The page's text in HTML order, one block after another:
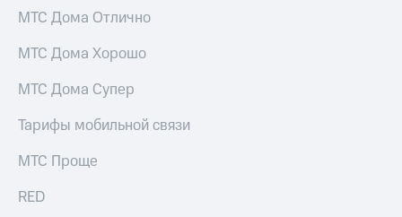
аудит
Рынок
акций
Описание
Программа
Порядок
акций
МТС Дома Отлично
МТС Дома Хорошо
МТС Дома Супер
Тарифы мобильной связи
МТС Проще
RED